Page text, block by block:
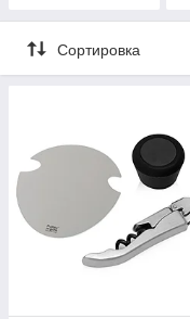
Сортировка